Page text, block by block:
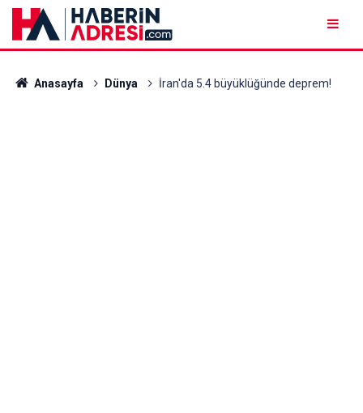
Anasayfa Dünya İran'da 5.4 büyüklüğünde deprem!